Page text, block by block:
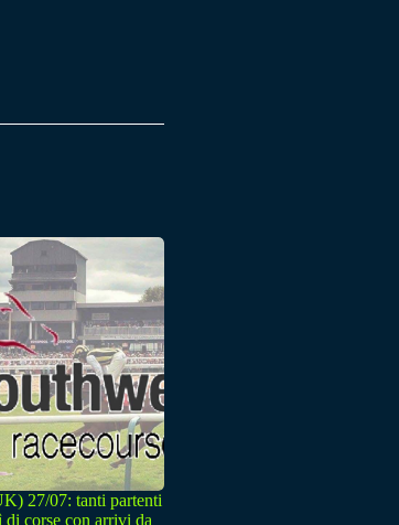
27/07: tanti partenti
di corse con arrivi da